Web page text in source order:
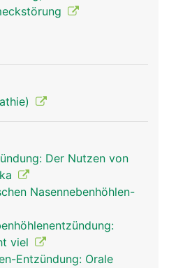
Der Nutzen von
Nasennebenhöhlen-
viel
Entzündung: Orale